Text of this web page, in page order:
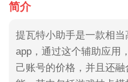
简介
提瓦特小助手是一款相
app，通过这个辅助应用
己账号的价格，并且还